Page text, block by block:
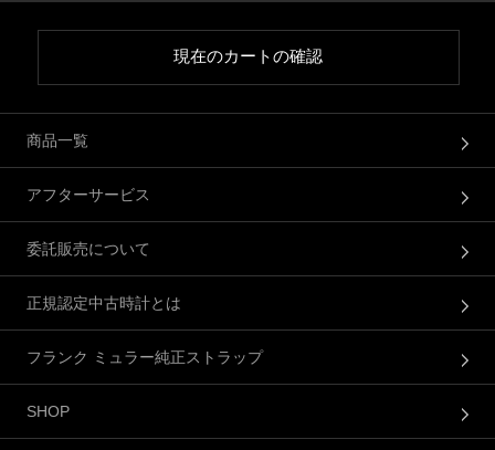
現在のカートの確認
商品一覧
アフターサービス
委託販売について
正規認定中古時計とは
フランク ミュラー純正ストラップ
SHOP